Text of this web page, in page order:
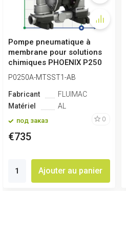
Pompe pneumatique à
membrane pour solutions
chimiques PHOENIX P250
ALU SANTOP...
P0250A-MTSST1-AB
Fabricant
FLUIMAC
Matériel
AL
под заказ 0
€735
Ajouter au panier